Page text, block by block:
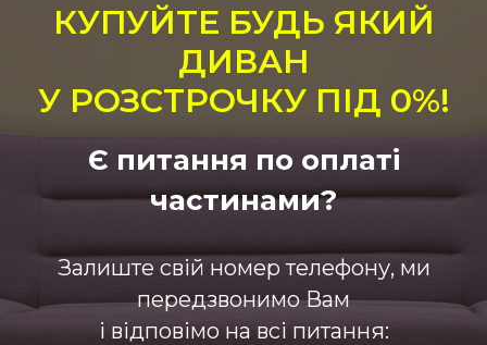
КУПУЙТЕ БУДЬ ЯКИЙ
ДИВАН
У РОЗСТРОЧКУ ПІД 0%!
Є питання по оплаті
частинами?
Залиште свій номер телефону, ми
передзвонимо Вам
і відповімо на всі питання: